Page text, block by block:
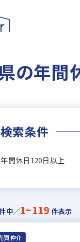
の年
索条件
間休日120日以上
中／1~119 件表示
買仲介